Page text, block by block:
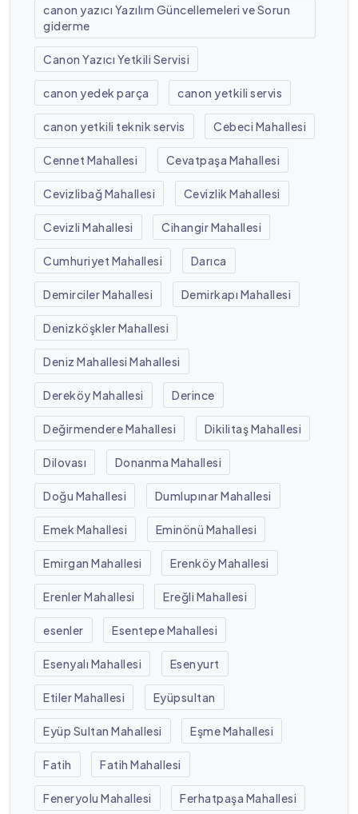
canon yazıcı Yazılım Güncellemeleri ve Sorun
giderme
Canon Yazıcı Yetkili Servisi
canon yedek parça canon yetkili servis
canon yetkili teknik servis Cebeci Mahallesi
Cennet Mahallesi Cevatpaşa Mahallesi
Cevizlibağ Mahallesi Cevizlik Mahallesi
Cevizli Mahallesi Cihangir Mahallesi
Cumhuriyet Mahallesi Darıca
Demirciler Mahallesi Demirkapı Mahallesi
Denizköşkler Mahallesi
Deniz Mahallesi Mahallesi
Dereköy Mahallesi Derince
Değirmendere Mahallesi Dikilitaş Mahallesi
Dilovası Donanma Mahallesi
Doğu Mahallesi Dumlupınar Mahallesi
Emek Mahallesi Eminönü Mahallesi
Emirgan Mahallesi Erenköy Mahallesi
Erenler Mahallesi Ereğli Mahallesi
esenler Esentepe Mahallesi
Esenyalı Mahallesi Esenyurt
Etiler Mahallesi Eyüpsultan
Eyüp Sultan Mahallesi Eşme Mahallesi
Fatih Fatih Mahallesi
Feneryolu Mahallesi Ferhatpaşa Mahallesi